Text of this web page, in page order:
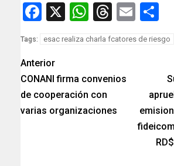
Facebook
X WhatsApp
Threads
Email
Tags: esac realiza charla fcatores de riesgo
Anterior
CONANI firma convenios
de cooperación con
varias organizaciones